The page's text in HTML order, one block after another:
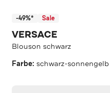
-49%* Sale
VERSACE
Blouson schwarz
Farbe: schwarz-sonnengelb